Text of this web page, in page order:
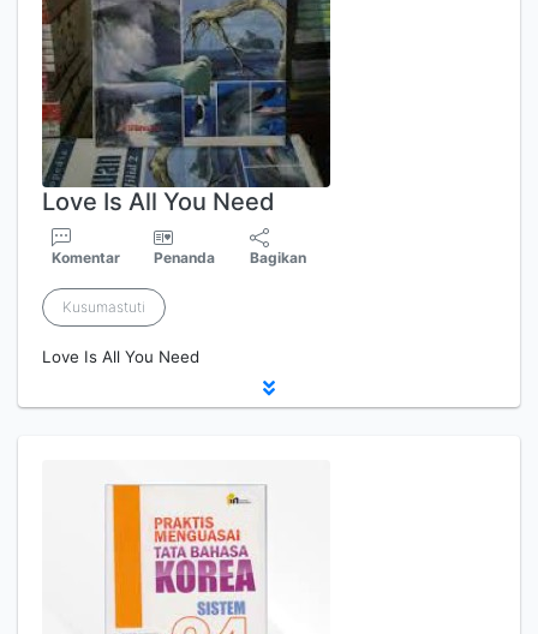
Love Is All You Need
Komentar Penanda Bagikan
Kusumastuti
Love Is All You Need